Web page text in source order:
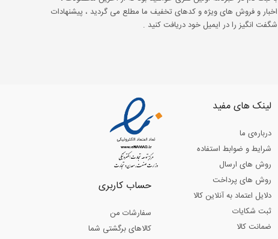
اخبار و فروش های ویژه و کدهای تخفیف ما مطلع می گردید ، پیشنهادات
شگفت انگیز را در ایمیل خود دریافت کنید .
لینک های مفید
درباره‌ی ما
شرایط و ضوابط استفاده
روش های ارسال
روش های پرداخت
دلایل اعتماد به آنلاین کالا
ثبت شکایات
ضمانت کالا
حساب کاربری
سفارشات من
کالاهای برگشتی شما